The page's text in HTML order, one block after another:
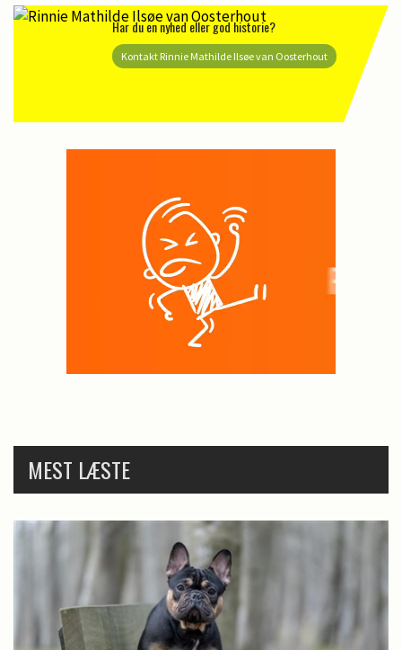
Har du en nyhed eller god historie?
Kontakt Rinnie Mathilde Ilsøe van Oosterhout
MEST LÆSTE